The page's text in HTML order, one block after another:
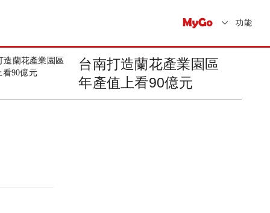
功能
台南打造蘭花產業園區
年產值上看90億元